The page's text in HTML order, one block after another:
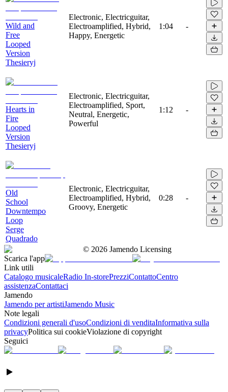
Wild and
Free
Looped
Version
Thesieryj
Electronic, Electricguitar,
Electroamplified, Hybrid,
Happy, Energetic
1:04 -
Hearts in
Fire
Looped
Version
Thesieryj
Electronic, Electricguitar,
Electroamplified, Sport,
Neutral, Energetic,
Powerful
1:12 -
Old
School
Downtempo
Loop
Serge
Quadrado
Electronic, Electricguitar,
Electroamplified, Hybrid,
Groovy, Energetic
0:28 -
© 2026 Jamendo Licensing
Scarica l'app
Link utili
Catalogo musicaleRadio In-storePrezziContattoCentro
assistenzaContattaci
Jamendo
Jamendo per artistiJamendo Music
Note legali
Condizioni generali d'usoCondizioni di venditaInformativa sulla
privacyPolitica sui cookieViolazione di copyright
Seguici